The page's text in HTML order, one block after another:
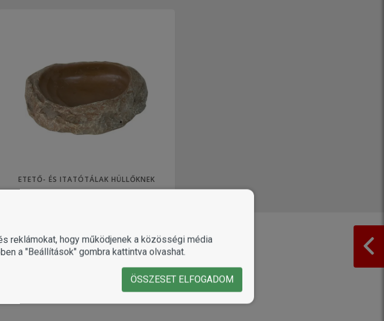
ETETŐ- ÉS ITATÓTÁLAK HÜLLŐKNEK
reklámokat, hogy működjenek a közösségi média
a "Beállítások" gombra kattintva olvashat.
ÖSSZESET ELFOGADOM